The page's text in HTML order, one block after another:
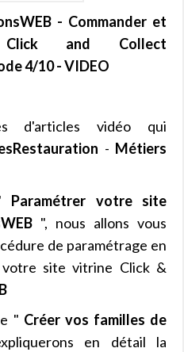
- Commander et
and Collect
4/10 - VIDEO
d'articles vidéo qui
- Métiers
Paramétrer votre site
", nous allons vous
de paramétrage en
site vitrine Click &
" Créer vos familles de
en détail la